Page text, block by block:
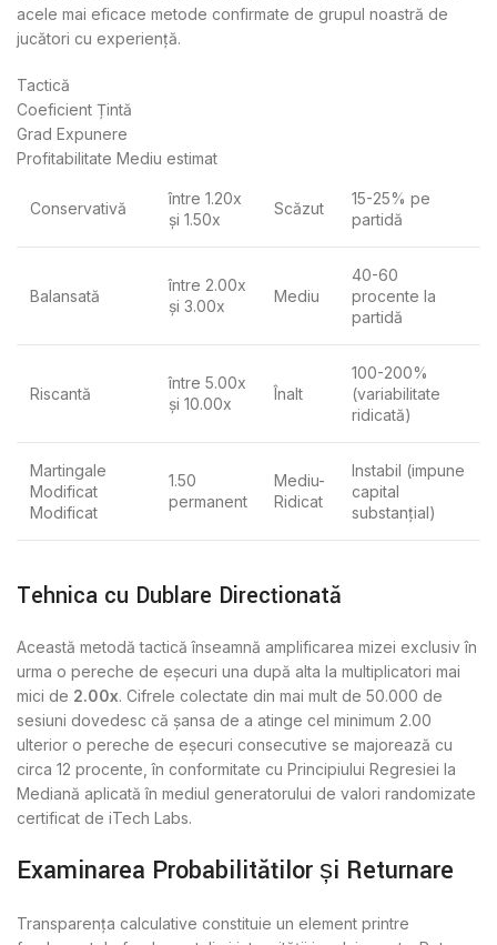
acele mai eficace metode confirmate de grupul noastră de
jucători cu experiență.
Tactică
Coeficient Țintă
Grad Expunere
Profitabilitate Mediu estimat
Conservativă
între 1.20x
și 1.50x
Scăzut
15-25% pe
partidă
Balansată
între 2.00x
și 3.00x
Mediu
40-60
procente la
partidă
Riscantă
între 5.00x
și 10.00x
Înalt
100-200%
(variabilitate
ridicată)
Martingale
Modificat
Modificat
1.50
permanent
Mediu-
Ridicat
Instabil (impune
capital
substanțial)
Tehnica cu Dublare Direcționată
Această metodă tactică înseamnă amplificarea mizei exclusiv în
urma o pereche de eșecuri una după alta la multiplicatori mai
mici de 2.00x. Cifrele colectate din mai mult de 50.000 de
sesiuni dovedesc că șansa de a atinge cel minimum 2.00
ulterior o pereche de eșecuri consecutive se majorează cu
circa 12 procente, în conformitate cu Principiului Regresiei la
Mediană aplicată în mediul generatorului de valori randomizate
certificat de iTech Labs.
Examinarea Probabilităților și Returnare
Transparența calculative constituie un element printre